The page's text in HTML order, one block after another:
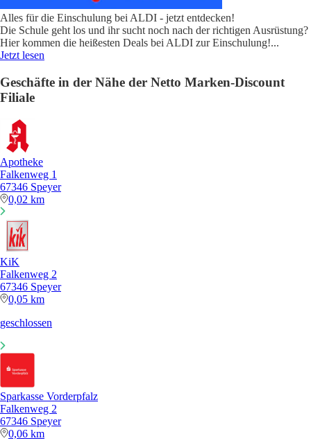
Alles für die Einschulung bei ALDI - jetzt entdecken!
Die Schule geht los und ihr sucht noch nach der richtigen Ausrüstung?
Hier kommen die heißesten Deals bei ALDI zur Einschulung!...
Jetzt lesen
Geschäfte in der Nähe der Netto Marken-Discount
Filiale
Apotheke
Falkenweg 1
67346 Speyer
0,02 km
KiK
Falkenweg 2
67346 Speyer
0,05 km
geschlossen
Sparkasse Vorderpfalz
Falkenweg 2
67346 Speyer
0,06 km